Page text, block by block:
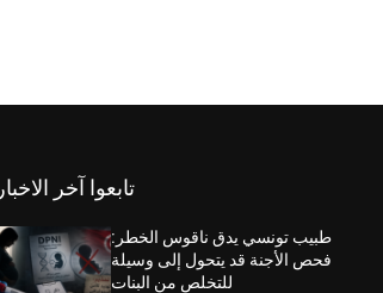
تابعوا آخر الاخبار
طبيب تونسي يدق ناقوس الخطر:
فحص الأجنة قد يتحول إلى وسيلة
للتخلص من البنات